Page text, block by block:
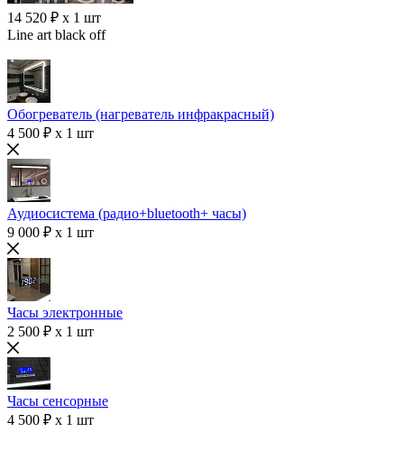
14 520 ₽ x 1 шт
Line art black off
Обогреватель (нагреватель инфракрасный)
4 500 ₽ x 1 шт
Аудиосистема (радио+bluetooth+ часы)
9 000 ₽ x 1 шт
Часы электронные
2 500 ₽ x 1 шт
Часы сенсорные
4 500 ₽ x 1 шт